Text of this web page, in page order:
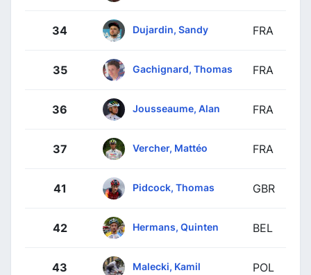
34 Dujardin, Sandy FRA
35 Gachignard, Thomas FRA
36 Jousseaume, Alan FRA
37 Vercher, Mattéo FRA
41 Pidcock, Thomas GBR
42 Hermans, Quinten BEL
43 Malecki, Kamil POL